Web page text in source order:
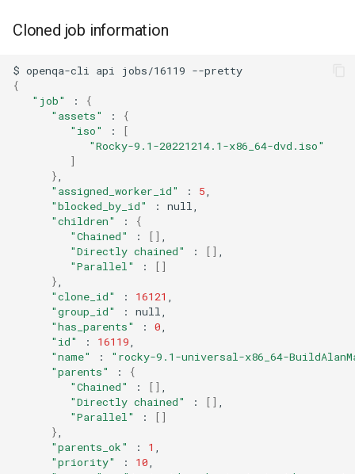
Cloned job information
$ openqa-cli api jobs/16119
{
"job"
:
{
"assets"
:
{
"iso"
:
[
"Rocky-9.1-20221214.1-x86_64-dvd.iso"
]
}
"assigned_worker_id"
: 5
"blocked_by_id"
:
"children"
:
{
"Chained"
: []
"Directly chained"
: []
"Parallel"
:
[]
}
"clone_id"
: 16121
"group_id"
:
"has_parents"
: 0
"id"
: 16119
"name"
:
"rocky-9.1-universal-x86_64-
"parents"
:
{
"Chained"
: []
"Directly chained"
: []
"Parallel"
:
[]
}
"parents_ok"
: 1
"priority"
: 10